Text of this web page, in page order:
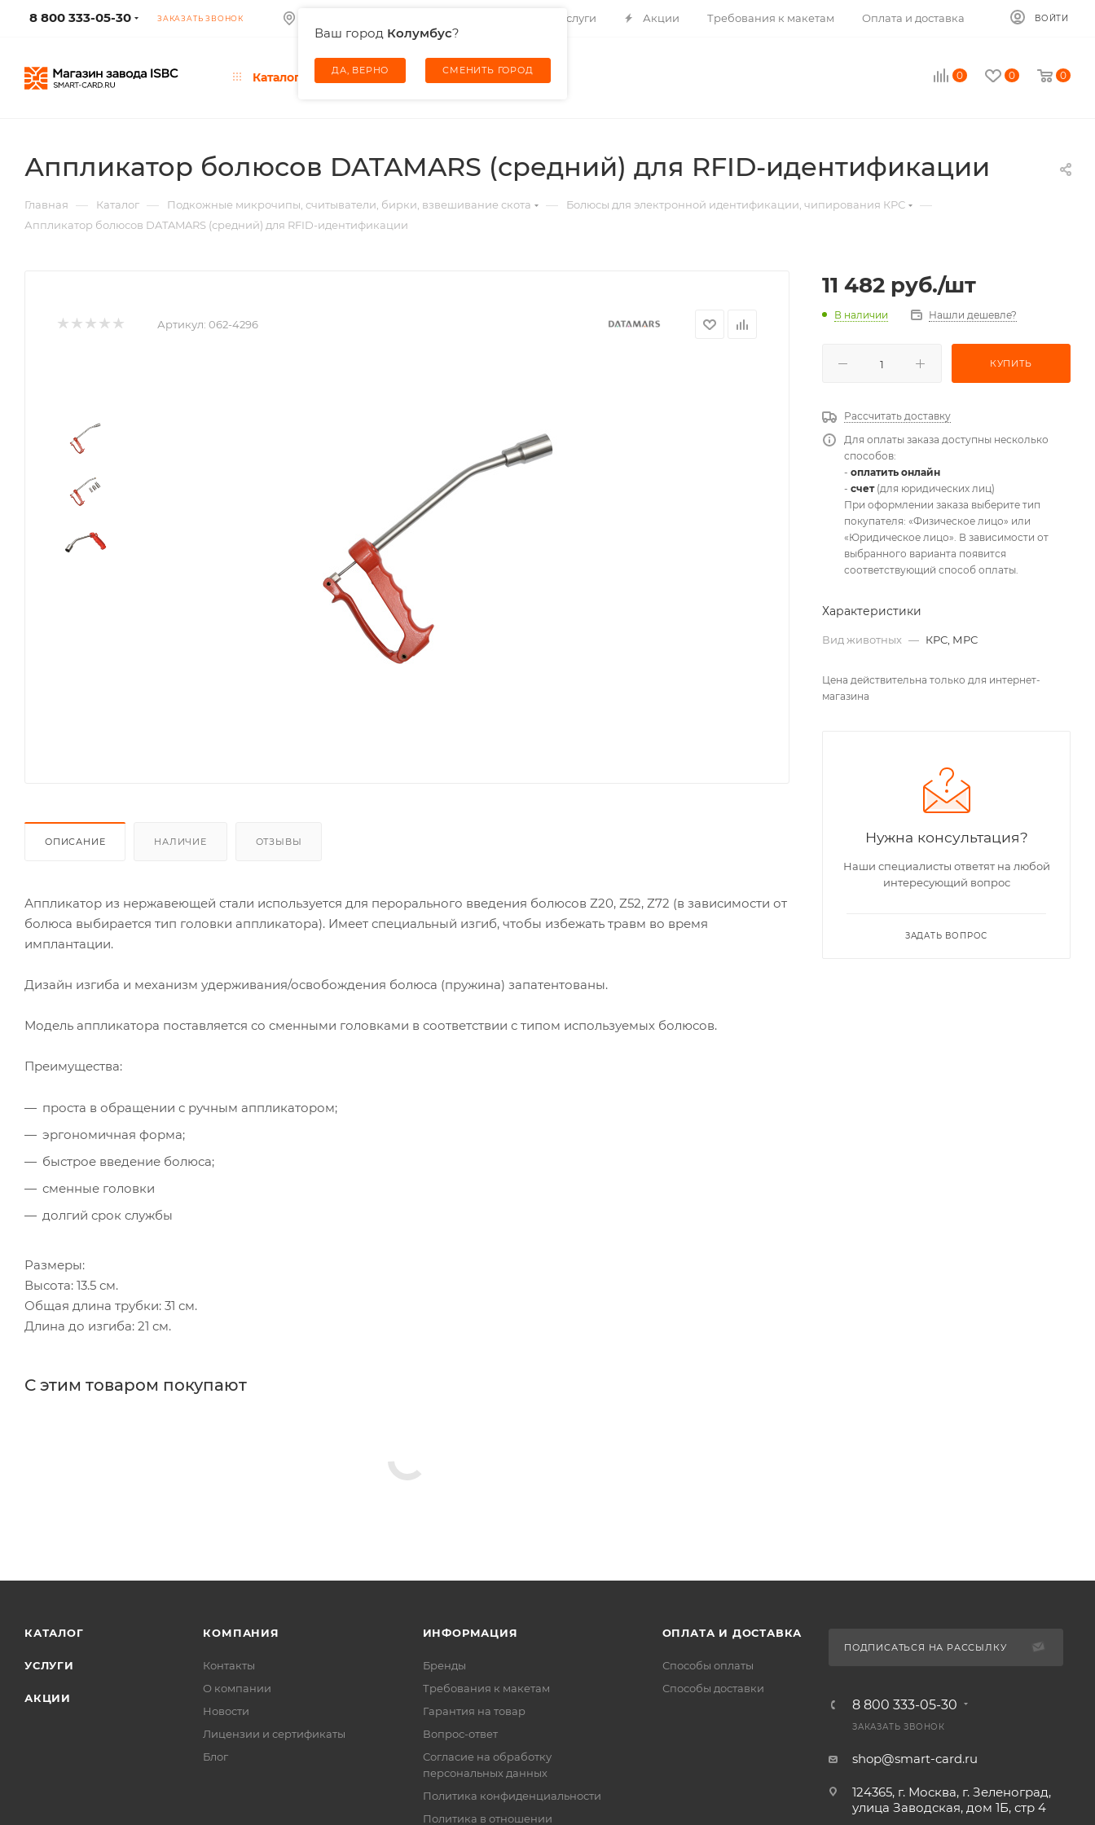
8 800 333-05-30 ЗАКАЗАТЬ ЗВОНОК
Ваш город Колумбус?
ДА, ВЕРНО СМЕНИТЬ ГОРОД
Услуги Акции Требования к макетам Оплата и доставка ВОЙТИ
Каталог 0 0 0
Аппликатор болюсов DATAMARS (средний) для RFID-идентификации
Главная — Каталог — Подкожные микрочипы, считыватели, бирки, взвешивание скота — Болюсы для электронной идентификации, чипирования КРС —
Аппликатор болюсов DATAMARS (средний) для RFID-идентификации
Артикул: 062-4296
ОПИСАНИЕ НАЛИЧИЕ ОТЗЫВЫ
Аппликатор из нержавеющей стали используется для перорального введения болюсов Z20, Z52, Z72 (в зависимости от
болюса выбирается тип головки аппликатора). Имеет специальный изгиб, чтобы избежать травм во время
имплантации.
Дизайн изгиба и механизм удерживания/освобождения болюса (пружина) запатентованы.
Модель аппликатора поставляется со сменными головками в соответствии с типом используемых болюсов.
Преимущества:
проста в обращении с ручным аппликатором;
эргономичная форма;
быстрое введение болюса;
сменные головки
долгий срок службы
Размеры:
Высота: 13.5 см.
Общая длина трубки: 31 см.
Длина до изгиба: 21 см.
С этим товаром покупают
11 482 руб./шт
В наличии Нашли дешевле?
КУПИТЬ
Рассчитать доставку
Для оплаты заказа доступны несколько
способов:
- оплатить онлайн
- счет(для юридических лиц)
При оформлении заказа выберите тип
покупателя: «Физическое лицо» или
«Юридическое лицо». В зависимости от
выбранного варианта появится
соответствующий способ оплаты.
Характеристики
Вид животных — КРС, МРС
Цена действительна только для интернет-
магазина
Нужна консультация?
Наши специалисты ответят на любой
интересующий вопрос
ЗАДАТЬ ВОПРОС
КАТАЛОГ
УСЛУГИ
АКЦИИ
КОМПАНИЯ
Контакты
О компании
Новости
Лицензии и сертификаты
Блог
ИНФОРМАЦИЯ
Бренды
Требования к макетам
Гарантия на товар
Вопрос-ответ
Согласие на обработку
персональных данных
Политика конфиденциальности
Политика в отношении
ОПЛАТА И ДОСТАВКА
Способы оплаты
Способы доставки
ПОДПИСАТЬСЯ НА РАССЫЛКУ
8 800 333-05-30
ЗАКАЗАТЬ ЗВОНОК
shop@smart-card.ru
124365, г. Москва, г. Зеленоград,
улица Заводская, дом 1Б, стр 4